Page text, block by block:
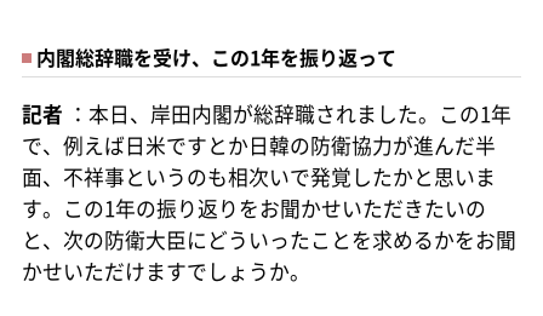
内閣総辞職を受け、この1年を振り返って
記者 ：本日、岸田内閣が総辞職されました。この1年
で、例えば日米ですとか日韓の防衛協力が進んだ半
面、不祥事というのも相次いで発覚したかと思いま
す。この1年の振り返りをお聞かせいただきたいの
と、次の防衛大臣にどういったことを求めるかをお聞
かせいただけますでしょうか。